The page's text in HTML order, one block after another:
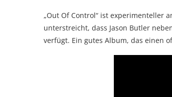
„Out Of Control“ ist experimenteller
unterstreicht, dass Jason Butler
verfügt. Ein gutes Album, das einen